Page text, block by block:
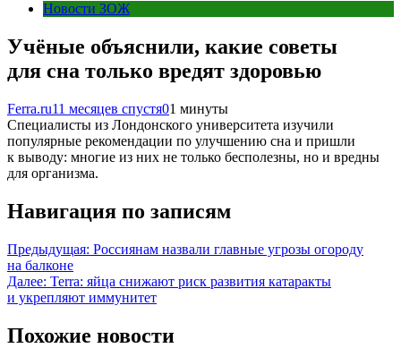
Новости ЗОЖ
Учёные объяснили, какие советы
для сна только вредят здоровью
Ferra.ru11 месяцев спустя01 минуты
Специалисты из Лондонского университета изучили
популярные рекомендации по улучшению сна и пришли
к выводу: многие из них не только бесполезны, но и вредны
для организма.
Навигация по записям
Предыдущая: Россиянам назвали главные угрозы огороду
на балконе
Далее: Terra: яйца снижают риск развития катаракты
и укрепляют иммунитет
Похожие новости